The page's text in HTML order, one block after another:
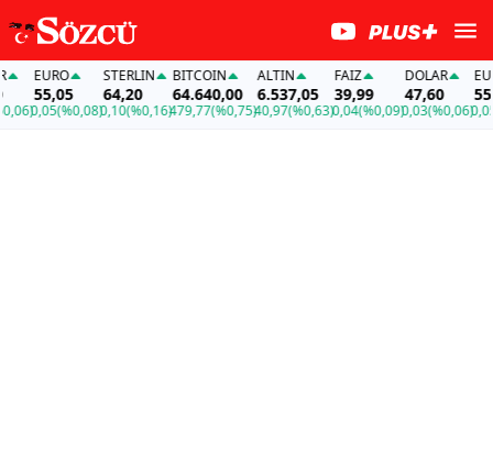
EURO
55,05
0,05(%0,08)
STERLIN
64,20
0,10(%0,16)
BITCOIN
64.640,00
479,77(%0,75)
ALTIN
6.537,05
40,97(%0,63)
FAİZ
39,99
0,04(%0,09)
DOLAR
47,60
0,03(%0,06)
EURO
0,05